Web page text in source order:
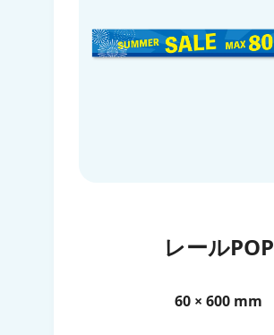
レールPOP
60 × 600 mm